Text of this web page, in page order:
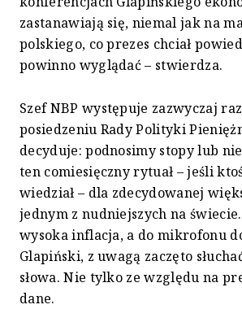
zastanawiają się, niemal jak na
polskiego, co prezes chciał
powinno wyglądać – stwierdza.
Szef NBP występuje zazwyczaj
posiedzeniu Rady Polityki
decyduje: podnosimy stopy lub
ten comiesięczny rytuał – jeśli
wiedział – dla zdecydowanej
jednym z nudniejszych na świecie.
wysoka inflacja, a do mikrofonu
Glapiński, z uwagą zaczęto
słowa. Nie tylko ze względu na
dane.